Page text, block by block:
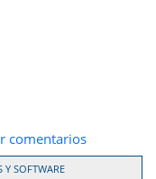
comentarios
Y SOFTWARE